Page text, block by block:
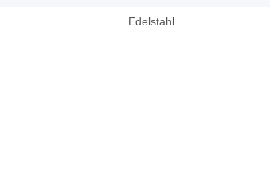
Edelstahl